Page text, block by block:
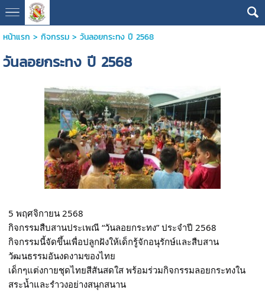
หน้าแรก > กิจกรรม> วันลอยกระทง ปี 2568
วันลอยกระทง ปี 2568
5 พฤศจิกายน 2568
กิจกรรมสืบสานประเพณี “วันลอยกระทง” ประจำปี 2568
กิจกรรมนี้จัดขึ้นเพื่อปลูกฝังให้เด็กรู้จักอนุรักษ์และสืบสาน
วัฒนธรรมอันงดงามของไทย
เด็กๆแต่งกายชุดไทยสีสันสดใส พร้อมร่วมกิจกรรมลอยกระทงใน
สระน้ำและรำวงอย่างสนุกสนาน